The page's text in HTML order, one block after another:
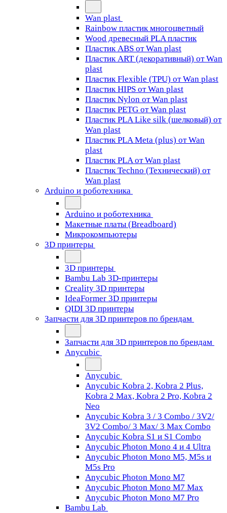
Wan plast
Rainbow пластик многоцветный
Wood древесный PLA пластик
Пластик ABS от Wan plast
Пластик ART (декоративный) от Wan
plast
Пластик Flexible (TPU) от Wan plast
Пластик HIPS от Wan plast
Пластик Nylon от Wan plast
Пластик PETG от Wan plast
Пластик PLA Like silk (шелковый) от
Wan plast
Пластик PLA Meta (plus) от Wan
plast
Пластик PLA от Wan plast
Пластик Techno (Технический) от
Wan plast
Arduino и роботехника
Arduino и роботехника
Макетные платы (Breadboard)
Микрокомпьютеры
3D принтеры
3D принтеры
Bambu Lab 3D-принтеры
Creality 3D принтеры
IdeaFormer 3D принтеры
QIDI 3D принтеры
Запчасти для 3D принтеров по брендам
Запчасти для 3D принтеров по брендам
Anycubic
Anycubic
Anycubic Kobra 2, Kobra 2 Plus,
Kobra 2 Max, Kobra 2 Pro, Kobra 2
Neo
Anycubic Kobra 3 / 3 Combo / 3V2/
3V2 Combo/ 3 Max/ 3 Max Combo
Anycubic Kobra S1 и S1 Combo
Anycubic Photon Mono 4 и 4 Ultra
Anycubic Photon Mono M5, M5s и
M5s Pro
Anycubic Photon Mono M7
Anycubic Photon Mono M7 Max
Anycubic Photon Mono M7 Pro
Bambu Lab